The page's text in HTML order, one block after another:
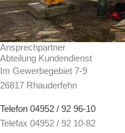
Ansprechpartner
Abteilung Kundendienst
Im Gewerbegebiet 7-9
26817 Rhauderfehn
Telefon 04952 / 92 96-10
Telefax 04952 / 92 10-82